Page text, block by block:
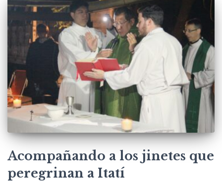
Acompañando a los jinetes que
peregrinan a Itatí